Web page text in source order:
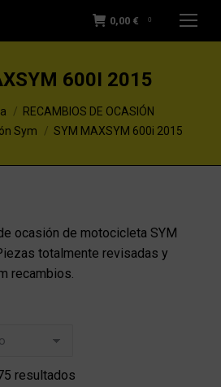
0,00 € 0
600I 2015
RECAMBIOS DE OCASIÓN
Sym
SYM MAXSYM 600i 2015
ocasión de motocicleta SYM
totalmente revisadas y
recambios.
resultados